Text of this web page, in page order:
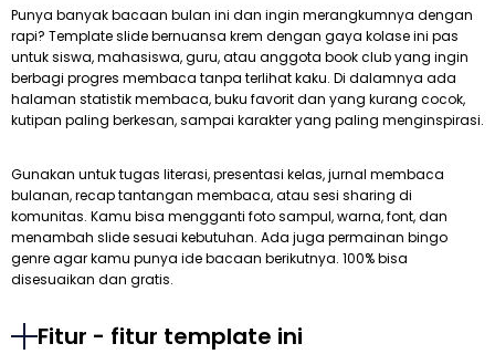
Punya banyak bacaan bulan ini dan ingin merangkumnya dengan
rapi? Template slide bernuansa krem dengan gaya kolase ini pas
untuk siswa, mahasiswa, guru, atau anggota book club yang ingin
berbagi progres membaca tanpa terlihat kaku. Di dalamnya ada
halaman statistik membaca, buku favorit dan yang kurang cocok,
kutipan paling berkesan, sampai karakter yang paling menginspirasi.
Gunakan untuk tugas literasi, presentasi kelas, jurnal membaca
bulanan, recap tantangan membaca, atau sesi sharing di
komunitas. Kamu bisa mengganti foto sampul, warna, font, dan
menambah slide sesuai kebutuhan. Ada juga permainan bingo
genre agar kamu punya ide bacaan berikutnya. 100% bisa
disesuaikan dan gratis.
Fitur - fitur template ini